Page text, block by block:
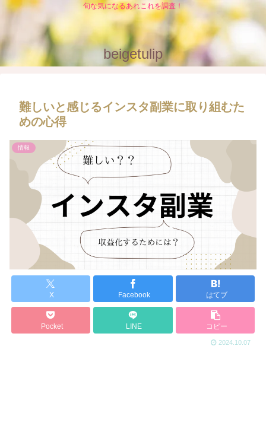
旬な気になるあれこれを調査！
beigetulip
難しいと感じるインスタ副業に取り組むた
めの心得
情報
X Facebook はてブ
Pocket LINE コピー
2024.10.07